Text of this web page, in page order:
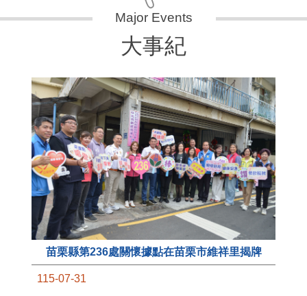
大事紀
苗栗縣第236處關懷據點在苗栗市維祥里揭牌
115-07-31